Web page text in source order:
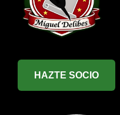
HAZTE SOCIO